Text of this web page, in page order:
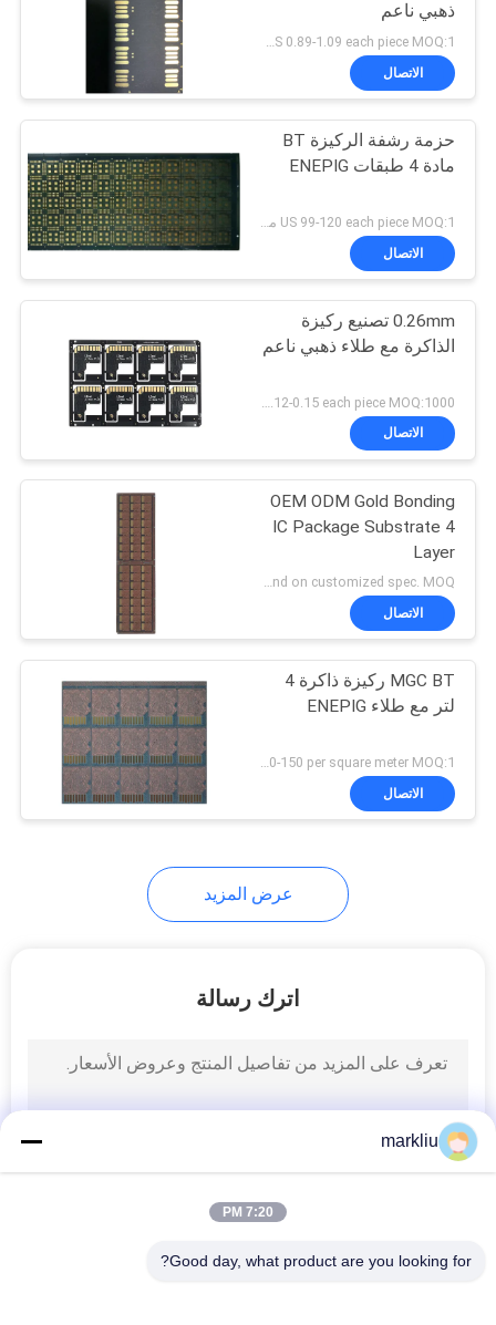
ذهبي ناعم
الاتصال
حزمة رشفة الركيزة BT
مادة 4 طبقات ENEPIG
الاتصال
0.26mm تصنيع ركيزة
الذاكرة مع طلاء ذهبي ناعم
الاتصال
OEM ODM Gold Bonding
IC Package Substrate 4
Layer
Depend on customized spec. MOQ:عينة أو الإنتاج الضخم
الاتصال
MGC BT ركيزة ذاكرة 4
لتر مع طلاء ENEPIG
US 120-150 per square meter MOQ:1 متر مربع
الاتصال
عرض المزيد
اترك رسالة
markliu
7:20 PM
Good day, what product are you looking for?